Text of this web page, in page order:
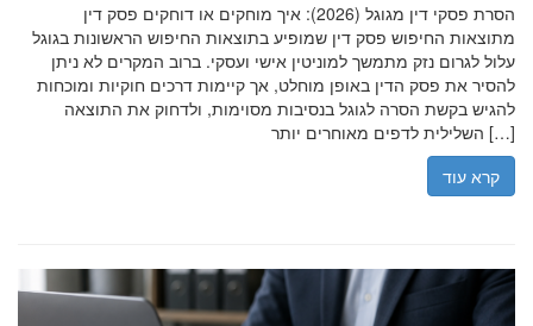
הסרת פסקי דין מגוגל (2026): איך מוחקים או דוחקים פסק דין
מתוצאות החיפוש פסק דין שמופיע בתוצאות החיפוש הראשונות בגוגל
עלול לגרום נזק מתמשך למוניטין אישי ועסקי. ברוב המקרים לא ניתן
להסיר את פסק הדין באופן מוחלט, אך קיימות דרכים חוקיות ומוכחות
להגיש בקשת הסרה לגוגל בנסיבות מסוימות, ולדחוק את התוצאה
השלילית לדפים מאוחרים יותר […]
קרא עוד